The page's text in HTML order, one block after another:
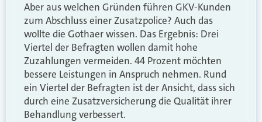
Aber aus welchen Gründen führen GKV-Kunden
zum Abschluss einer Zusatzpolice? Auch das
wollte die Gothaer wissen. Das Ergebnis: Drei
Viertel der Befragten wollen damit hohe
Zuzahlungen vermeiden. 44 Prozent möchten
bessere Leistungen in Anspruch nehmen. Rund
ein Viertel der Befragten ist der Ansicht, dass sich
durch eine Zusatzversicherung die Qualität ihrer
Behandlung verbessert.